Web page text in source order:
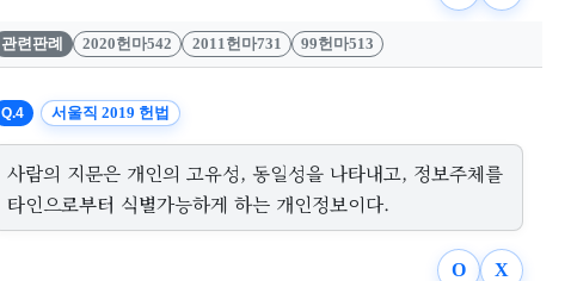
관련판례 2020헌마542 2011헌마731 99헌마513
Q.4 서울직 2019 헌법
사람의 지문은 개인의 고유성, 동일성을 나타내고, 정보주체를
타인으로부터 식별가능하게 하는 개인정보이다.
O X